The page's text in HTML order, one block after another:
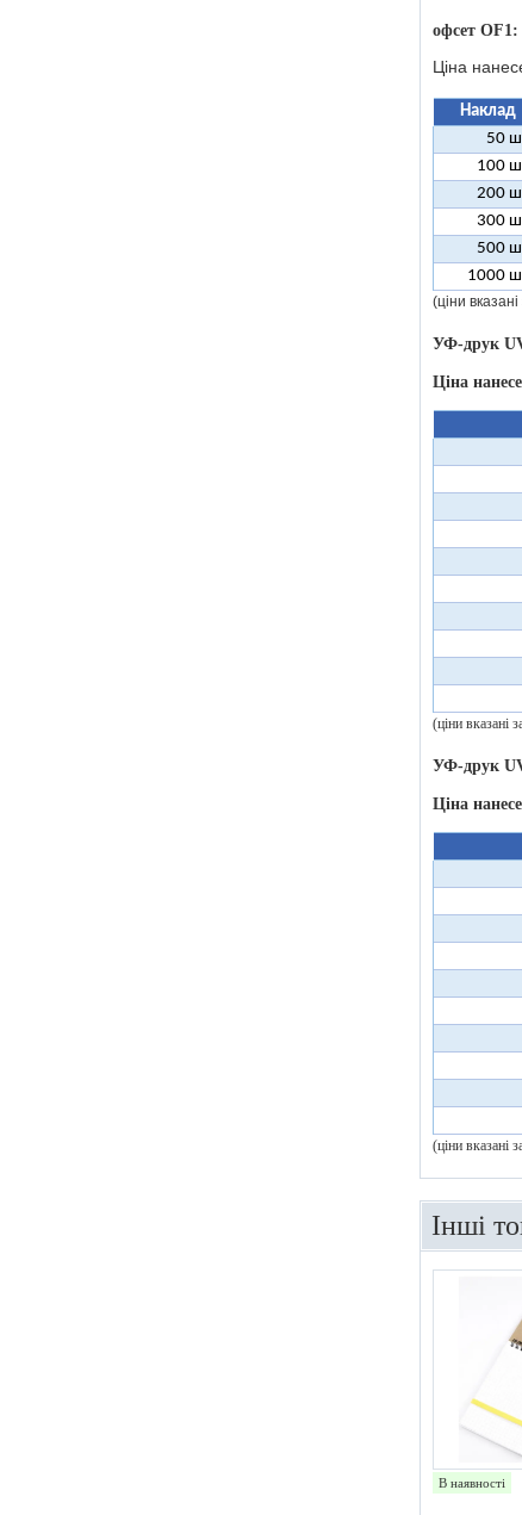
офсет OF1:
Ціна
Наклад
50
100
200
300
500
1000
(ціни
УФ-друк
Ціна
(ціни вказані
УФ-друк
Ціна
(ціни вказані
Інші
В наявності